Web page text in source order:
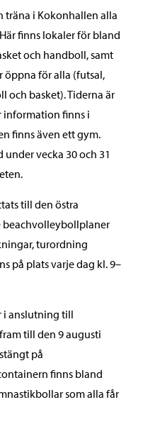
träna i Kokonhallen alla
finns lokaler för bland
och handboll, samt
öppna för alla (futsal,
och basket). Tiderna är
information finns i
finns även ett gym.
vecka 30 och 31
till den östra
beachvolleybollplaner
turordning
på plats varje dag kl. 9–
i anslutning till
till den 9 augusti
på
finns bland
som alla får